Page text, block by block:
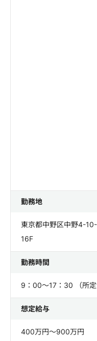
勤務地
東京都中野区中野4-
16F
勤務時間
9：00～17：30 （所定
想定給与
400万円～900万円